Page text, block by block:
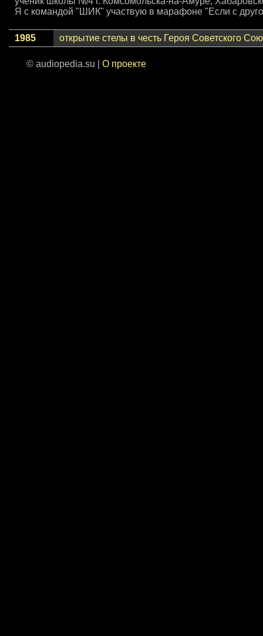
Я с командой "ШИК" участвую в марафоне "Если с
1985 открытие стелы в честь Героя Советского
© audiopedia.su | О проекте